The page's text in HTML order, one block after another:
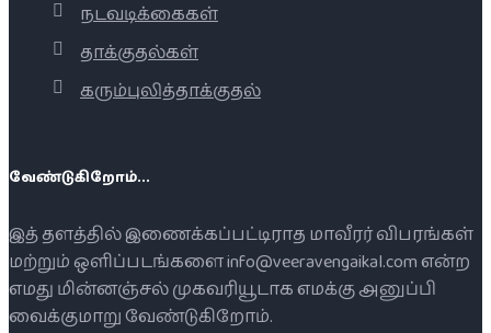
நடவடிக்கைகள்
தாக்குதல்கள்
கரும்புலித்தாக்குதல்
வேண்டுகிறோம்...
இத் தளத்தில் இணைக்கப்பட்டிராத மாவீரர் விபரங்கள்
மற்றும் ஒளிப்படங்களை info@veeravengaikal.com என்ற
எமது மின்னஞ்சல் முகவரியூடாக எமக்கு அனுப்பி
வைக்குமாறு வேண்டுகிறோம்.